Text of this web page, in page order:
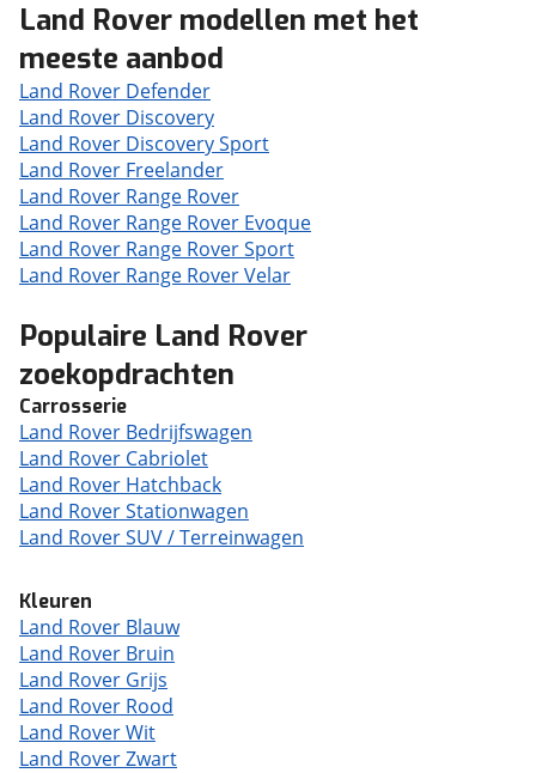
Land Rover modellen met het
meeste aanbod
Land Rover Defender
Land Rover Discovery
Land Rover Discovery Sport
Land Rover Freelander
Land Rover Range Rover
Land Rover Range Rover Evoque
Land Rover Range Rover Sport
Land Rover Range Rover Velar
Populaire Land Rover
zoekopdrachten
Carrosserie
Land Rover Bedrijfswagen
Land Rover Cabriolet
Land Rover Hatchback
Land Rover Stationwagen
Land Rover SUV / Terreinwagen
Kleuren
Land Rover Blauw
Land Rover Bruin
Land Rover Grijs
Land Rover Rood
Land Rover Wit
Land Rover Zwart